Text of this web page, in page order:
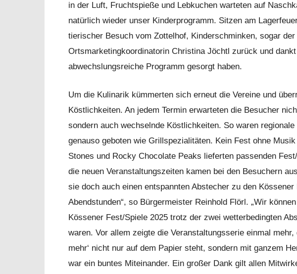
in der Luft, Fruchtspieße und Lebkuchen warteten auf
natürlich wieder unser Kinderprogramm. Sitzen am
tierischer Besuch vom Zottelhof, Kinderschminken, sogar
Ortsmarketingkoordinatorin Christina Jöchtl zurück und
abwechslungsreiche Programm gesorgt haben.
Um die Kulinarik kümmerten sich erneut die Vereine und
Köstlichkeiten. An jedem Termin erwarteten die Besucher
sondern auch wechselnde Köstlichkeiten. So waren
genauso geboten wie Grillspezialitäten. Kein Fest ohne
Stones und Rocky Chocolate Peaks lieferten passenden
die neuen Veranstaltungszeiten kamen bei den Besuchern
sie doch auch einen entspannten Abstecher zu den
Abendstunden“, so Bürgermeister Reinhold Flörl. „Wir
Kössener Fest/Spiele 2025 trotz der zwei wetterbedingten
waren. Vor allem zeigte die Veranstaltungsserie einmal mehr,
mehr‘ nicht nur auf dem Papier steht, sondern mit ganzem
war ein buntes Miteinander. Ein großer Dank gilt allen